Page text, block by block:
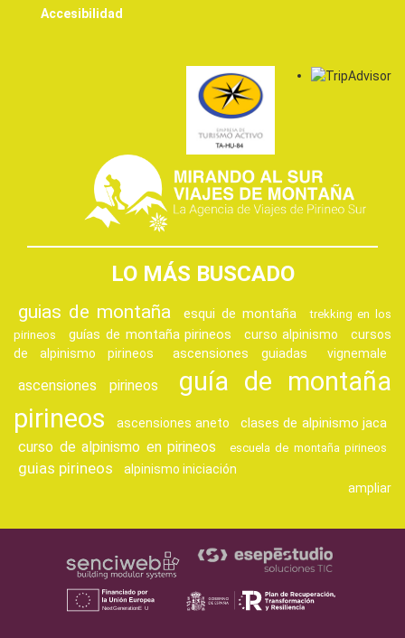
Accesibilidad
LO MÁS BUSCADO
guias de montaña esqui de montaña
trekking en los
pirineos
guías de montaña pirineos curso alpinismo
cursos
de alpinismo pirineos
ascensiones guiadas vignemale
ascensiones pirineos
guía de montaña
pirineos
ascensiones aneto clases de alpinismo jaca
curso de alpinismo en pirineos escuela de montaña pirineos
guias pirineos
alpinismo iniciación
ampliar